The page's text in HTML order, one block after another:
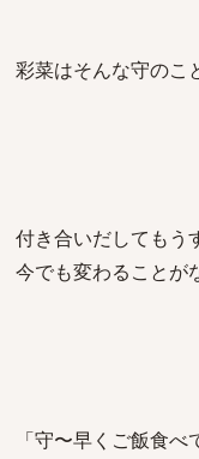
彩菜はそんな守のこ
付き合いだしてもう
今でも変わることが
「守〜早くご飯食